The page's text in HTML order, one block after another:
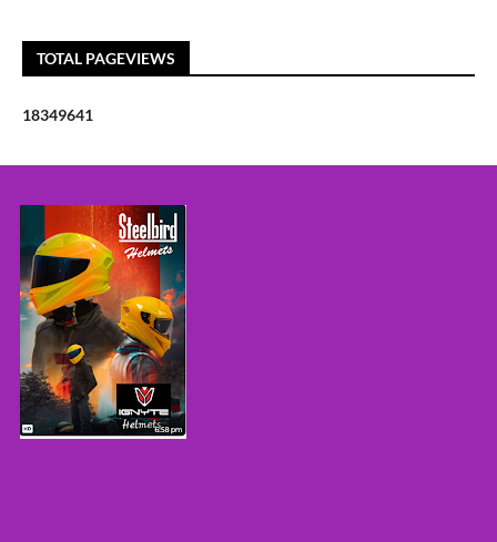
TOTAL PAGEVIEWS
18349641